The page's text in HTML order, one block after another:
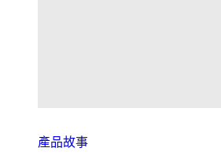
產品故事